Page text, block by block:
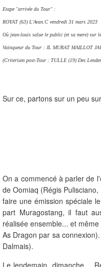
Etape "arrivée du Tour" :
ROYAT (63) L'Avan.C vendredi 31 mars 2023
Où jean-louis salue le public (et sa mere) sur
Vainqueur du Tour : JL MURAT MAILLOT
(Criterium post-Tour : TULLE (19) Des
Sur ce, partons sur un peu
On a commencé à parler de
de Oomiaq (Régis
faire une émission spéciale
part Muragostang, il faut
réalisée ensemble... et
As Dragon par sa
Dalmais).
Le lendemain, dimanche,